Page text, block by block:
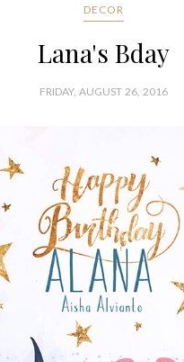
DECOR
Lana's Bday
FRIDAY, AUGUST 26, 2016